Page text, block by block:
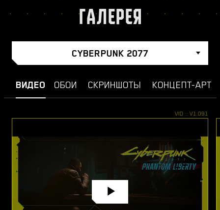
ГАЛЕРЕЯ
CYBERPUNK 2077
ВИДЕО ОБОИ СКРИНШОТЫ КОНЦЕПТ-АРТ